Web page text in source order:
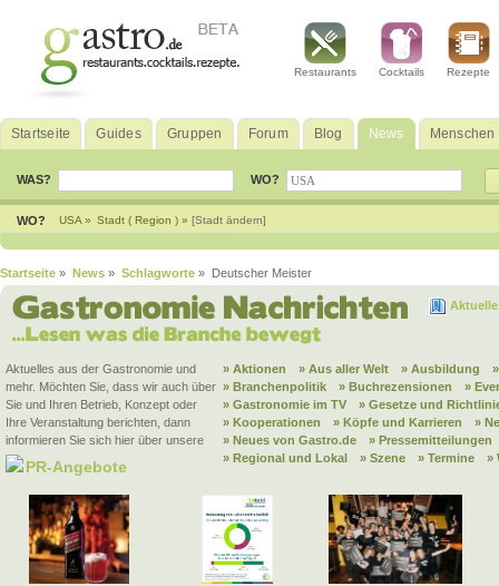
Restaurants Cocktails Rezepte
Startseite Guides Gruppen Forum Blog News Menschen
WAS? WO?
WO? USA » Stadt ( Region ) » [Stadt ändern]
Startseite » News » Schlagworte » Deutscher Meister
Aktuelles aus der Gastronomie und
mehr. Möchten Sie, dass wir auch über
Sie und Ihren Betrieb, Konzept oder
Ihre Veranstaltung berichten, dann
informieren Sie sich hier über unsere
PR-Angebote
» Aktionen » Aus aller Welt » Ausbildung
» Branchenpolitik
» Buchrezensionen
»
» Gastronomie im TV
» Gesetze und
» Kooperationen
» Köpfe und Karrieren
»
» Neues von Gastro.de
» Pressemitteilungen
» Regional und Lokal
» Szene » Termine »